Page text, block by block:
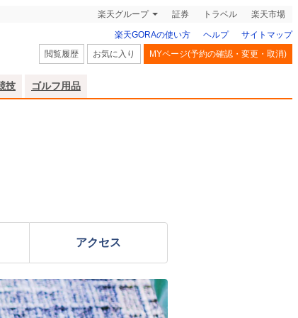
楽天グループ 証券 トラベル 楽天市場
楽天GORAの使い方 ヘルプ
サイトマップ
閲覧履歴
お気に入り MYページ(予約の確認・変更・取消)
技 ゴルフ用品
アクセス